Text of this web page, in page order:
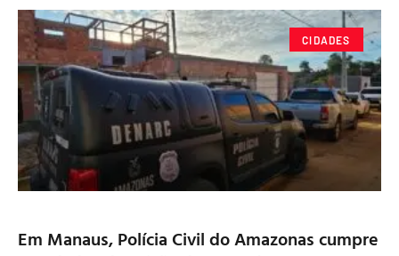
CIDADES
Em Manaus, Polícia Civil do Amazonas cumpre